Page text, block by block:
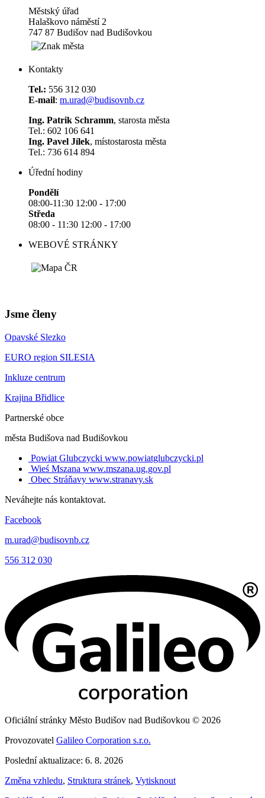
Městský úřad
Halaškovo náměstí 2
747 87 Budišov nad Budišovkou
Kontakty
Tel.: 556 312 030
E-mail: m.urad@budisovnb.cz
Ing. Patrik Schramm, starosta města
Tel.: 602 106 641
Ing. Pavel Jílek, místostarosta města
Tel.: 736 614 894
Úřední hodiny
Pondělí
08:00-11:30 12:00 - 17:00
Středa
08:00 - 11:30 12:00 - 17:00
WEBOVÉ STRÁNKY
Jsme členy
Opavské Slezko
EURO region SILESIA
Inkluze centrum
Krajina Břidlice
Partnerské obce
města Budišova nad Budišovkou
Powiat Glubczycki www.powiatglubczycki.pl
Wieś Mszana www.mszana.ug.gov.pl
Obec Stráňavy www.stranavy.sk
Neváhejte nás kontaktovat.
Facebook
m.urad@budisovnb.cz
556 312 030
Oficiální stránky Město Budišov nad Budišovkou © 2026
Provozovatel Galileo Corporation s.r.o.
Poslední aktualizace: 6. 8. 2026
Změna vzhledu, Struktura stránek, Vytisknout